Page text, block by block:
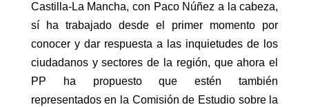
Castilla-La Mancha, con Paco Núñez a la cabeza,
sí ha trabajado desde el primer momento por
conocer y dar respuesta a las inquietudes de los
ciudadanos y sectores de la región, que ahora el
PP ha propuesto que estén también
representados en la Comisión de Estudio sobre la